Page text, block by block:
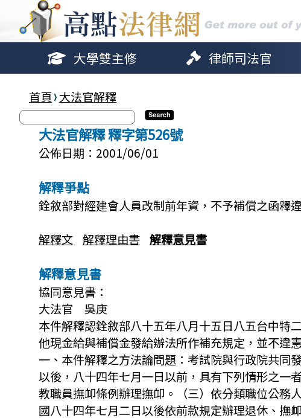
大學雙主修 律師司法官
首頁 大法官解釋
大法官解釋 釋字第526號
公佈日期：2001/06/01
解釋爭點
銓敘部對經建會人員改制前年資，不予補償之函釋
解釋文 解釋理由書 解釋意見書
解釋意見書
協同意見書：
大法官 吳庚
本件解釋認銓敘部八十五年八月十五日八五台中特
他現金給與補償金發給辦法所作補充規定，並不違
一、本件解釋之方法論問題：考試院與行政院共同
以後，八十四年七月一日以前，具有下列情形之一
教職員撫卹條例辦理撫卹。（三）依分類職位公務
國八十四年七月二日以後依前款規定辦理退休、撫